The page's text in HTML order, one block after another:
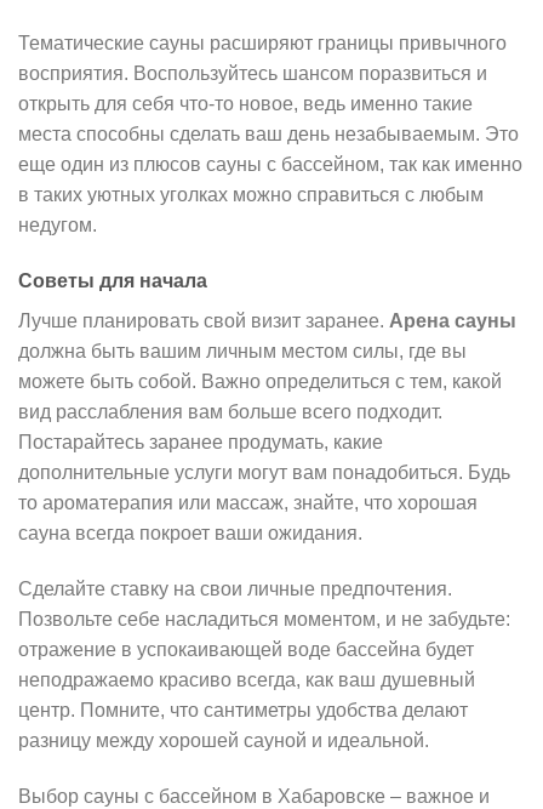
Тематические сауны расширяют границы привычного
восприятия. Воспользуйтесь шансом поразвиться и
открыть для себя что-то новое, ведь именно такие
места способны сделать ваш день незабываемым. Это
еще один из плюсов сауны с бассейном, так как именно
в таких уютных уголках можно справиться с любым
недугом.
Советы для начала
Лучше планировать свой визит заранее. Арена сауны
должна быть вашим личным местом силы, где вы
можете быть собой. Важно определиться с тем, какой
вид расслабления вам больше всего подходит.
Постарайтесь заранее продумать, какие
дополнительные услуги могут вам понадобиться. Будь
то ароматерапия или массаж, знайте, что хорошая
сауна всегда покроет ваши ожидания.
Сделайте ставку на свои личные предпочтения.
Позвольте себе насладиться моментом, и не забудьте:
отражение в успокаивающей воде бассейна будет
неподражаемо красиво всегда, как ваш душевный
центр. Помните, что сантиметры удобства делают
разницу между хорошей сауной и идеальной.
Выбор сауны с бассейном в Хабаровске – важное и